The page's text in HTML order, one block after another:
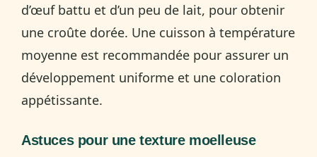
d’œuf battu et d’un peu de lait, pour obtenir
une croûte dorée. Une cuisson à température
moyenne est recommandée pour assurer un
développement uniforme et une coloration
appétissante.
Astuces pour une texture moelleuse